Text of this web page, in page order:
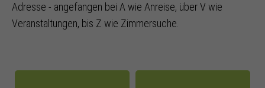
Adresse - angefangen bei A wie Anreise, über V wie
Veranstaltungen, bis Z wie Zimmersuche.